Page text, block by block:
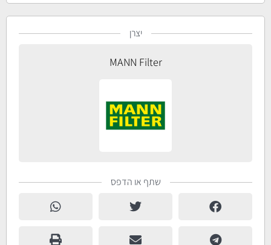
יצרן
MANN Filter
שתף או הדפס